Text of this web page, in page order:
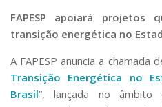
FAPESP apoiará
transição energética no
A FAPESP anuncia a chamada
Transição Energética no
Brasil”, lançada no âmbito